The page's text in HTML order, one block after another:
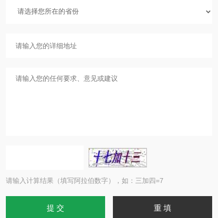
请输入计算结果（填写阿拉伯数字），如：三加四=7